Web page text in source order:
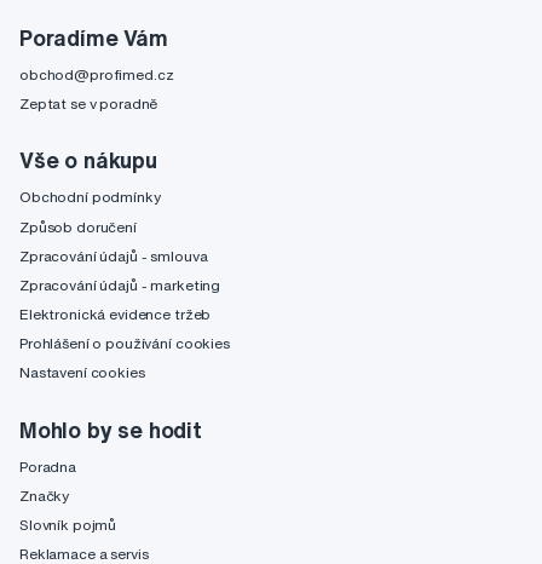
Poradíme Vám
obchod@profimed.cz
Zeptat se v poradně
Vše o nákupu
Obchodní podmínky
Způsob doručení
Zpracování údajů - smlouva
Zpracování údajů - marketing
Elektronická evidence tržeb
Prohlášení o používání cookies
Nastavení cookies
Mohlo by se hodit
Poradna
Značky
Slovník pojmů
Reklamace a servis